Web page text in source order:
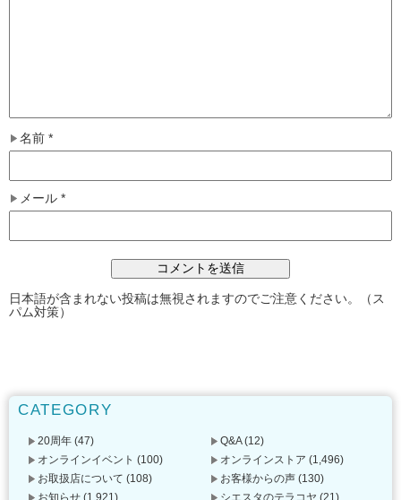
名前 *
メール *
日本語が含まれない投稿は無視されますのでご注意ください。（ス
パム対策）
CATEGORY
20周年 (47) Q&A(12)
オンラインイベント (100) オンラインストア (1,496)
お取扱店について (108) お客様からの声 (130)
お知らせ (1,921) シエスタのテラコヤ (21)